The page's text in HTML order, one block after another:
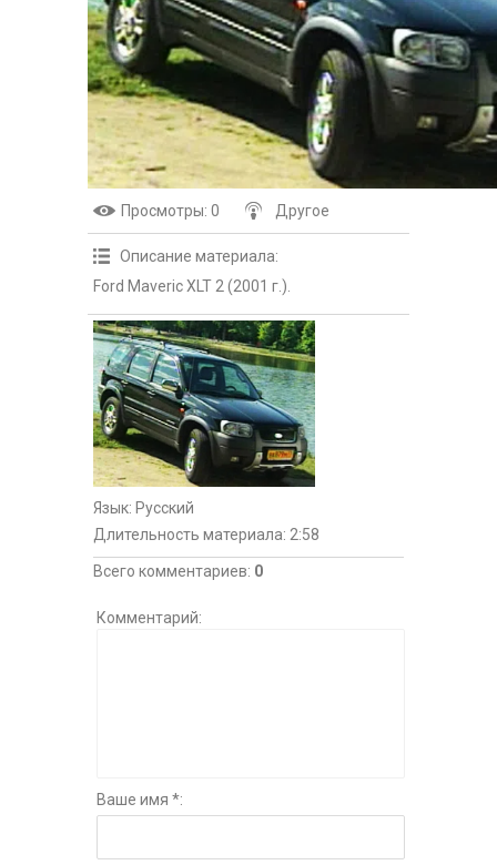
Просмотры: 0 Другое
Описание материала:
Ford Maveric XLT 2 (2001 г.).
Язык: Русский
Длительность материала: 2:58
Всего комментариев: 0
Комментарий:
Ваше имя *: